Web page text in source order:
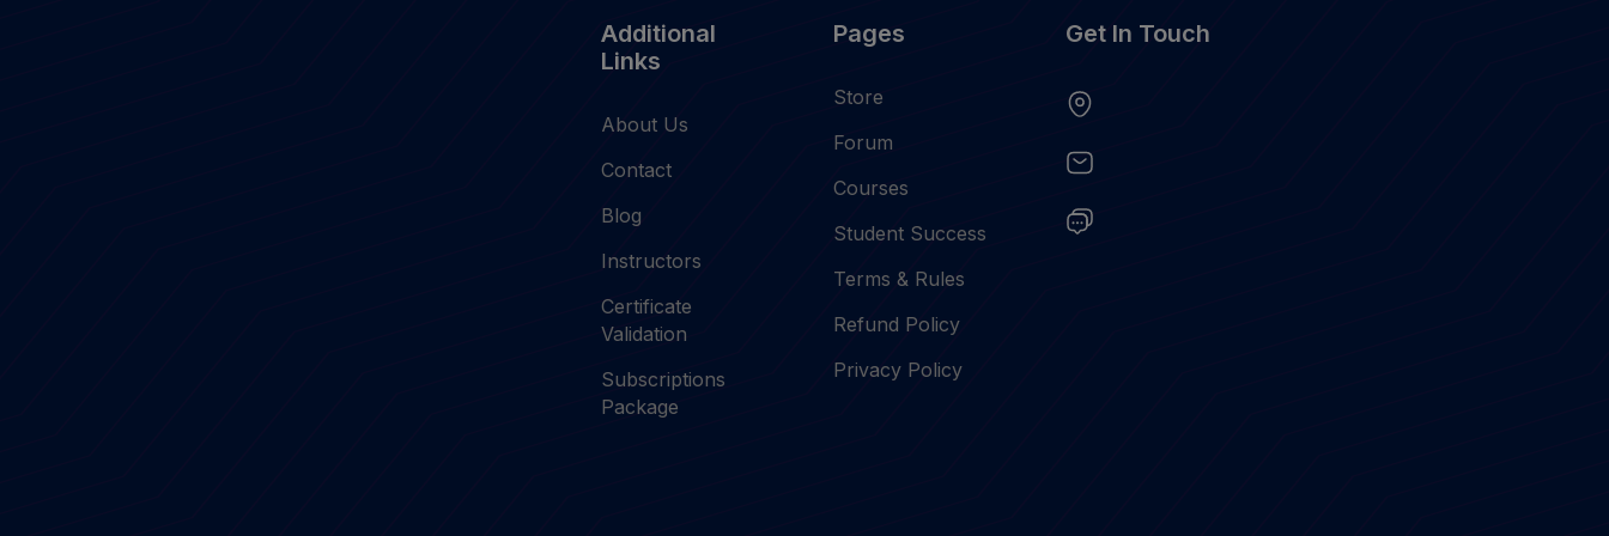
Additional
Links
About Us
Contact
Blog
Instructors
Certificate
Validation
Subscriptions
Package
Pages
Store
Forum
Courses
Student Success
Terms & Rules
Refund Policy
Privacy Policy
Get In Touch